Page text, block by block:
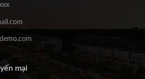
mại